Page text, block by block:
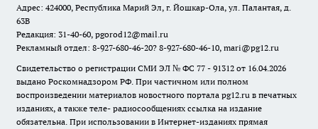
Адрес: 424000, Республика Марий Эл, г. Йошкар-Ола, ул. Палантая, д.
63В
Редакция: 31-40-60, pgorod12@mail.ru
Рекламный отдел: 8-927-680-46-20? 8-927-680-46-10, mari@pg12.ru
Свидетельство о регистрации СМИ ЭЛ № ФС 77 - 91312 от 16.04.2026
выдано Роскомнадзором РФ. При частичном или полном
воспроизведении материалов новостного портала pg12.ru в печатных
изданиях, а также теле- радиосообщениях ссылка на издание
обязательна. При использовании в Интернет-изданиях прямая